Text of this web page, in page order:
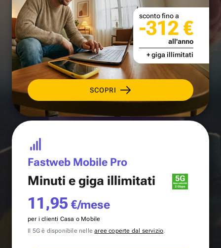
SCOPRI
sconto fino a
-312 €
all'anno
+ giga illimitati
Fastweb Mobile Pro
Minuti e giga illimitati
11,95 €/mese
per i clienti Casa o Mobile
Il 5G è disponibile nellearee coperte dal servizio.